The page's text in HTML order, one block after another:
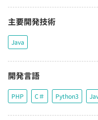
主要開発技術
Java
開発言語
PHP C＃ Python3